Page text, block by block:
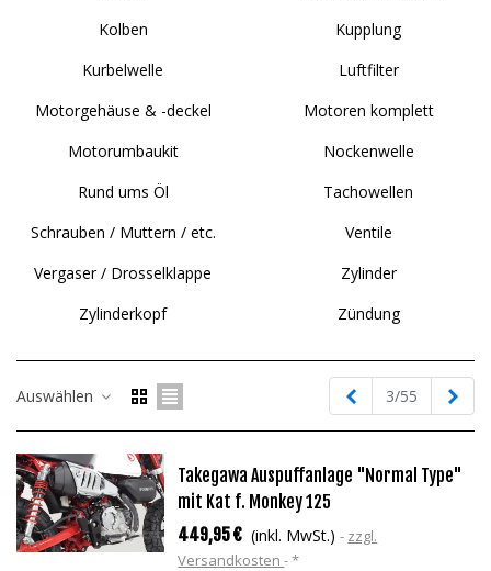
Kolben
Kupplung
Kurbelwelle
Luftfilter
Motorgehäuse & -deckel
Motoren komplett
Motorumbaukit
Nockenwelle
Rund ums Öl
Tachowellen
Schrauben / Muttern / etc.
Ventile
Vergaser / Drosselklappe
Zylinder
Zylinderkopf
Zündung
Auswählen Zurück
3/55
Takegawa Auspuffanlage "Normal Type"
mit Kat f. Monkey 125
449,95 € (inkl. MwSt.)
zzgl.
Versandkosten *